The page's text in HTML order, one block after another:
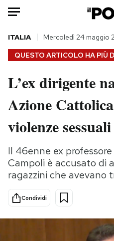
HOME
Italia
Politica
Tecnologia
Scienza
Cultura
Sport
QUESTO ARTICOLO HA PIÙ
ITALIA Mercoledì 24 maggio
L’ex dirigente
Azione
violenze
Il 46enne ex
Campoli è accusato di
ragazzini che avevano
Condividi